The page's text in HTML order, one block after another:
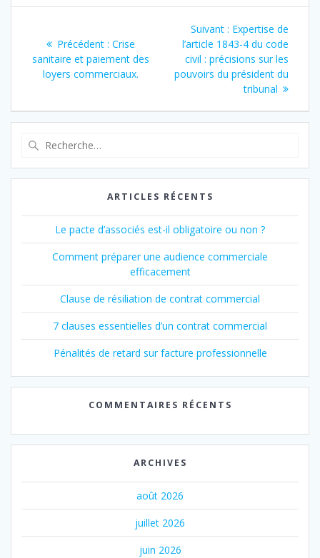
de
l’article
Précédent : Article
précédent
:
Crise
sanitaire et paiement des
loyers commerciaux.
Suivant : Article
suivant
:
Expertise de
l’article 1843-4 du code
civil : précisions sur les
pouvoirs du président du
tribunal
:
ARTICLES RÉCENTS
Le pacte d’associés est-il obligatoire ou non ?
Comment préparer une audience commerciale
efficacement
Clause de résiliation de contrat commercial
7 clauses essentielles d’un contrat commercial
Pénalités de retard sur facture professionnelle
COMMENTAIRES RÉCENTS
ARCHIVES
août 2026
juillet 2026
juin 2026